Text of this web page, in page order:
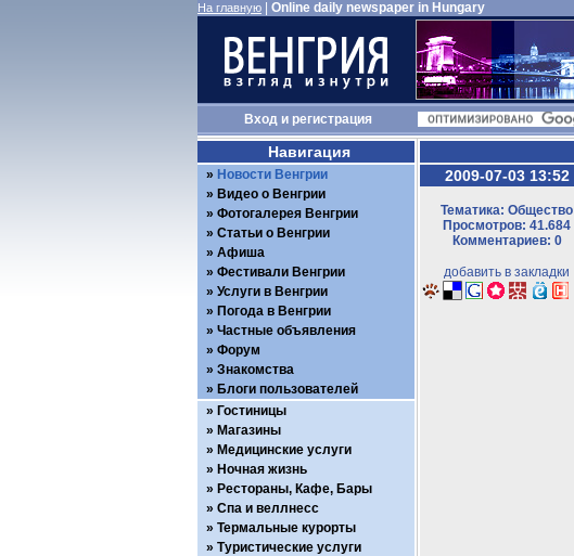
На главную Online daily newspaper in Hungary
Входи регистрация
2009-07-03 13:52
Тематика: Общество
Просмотров: 41.684
Комментариев: 0
добавить в закладки
Навигация
Новости Венгрии
Видео о Венгрии
Фотогалерея Венгрии
Статьи о Венгрии
Афиша
Фестивали Венгрии
Услуги в Венгрии
Погода в Венгрии
Частные объявления
Форум
Знакомства
Блоги пользователей
Гостиницы
Магазины
Медицинские услуги
Ночная жизнь
Рестораны, Кафе, Бары
Спа и веллнесс
Термальные курорты
Туристические услуги